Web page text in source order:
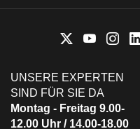
UNSERE EXPERTEN
SIND FÜR SIE DA
Montag - Freitag 9.00-
12.00 Uhr / 14.00-18.00